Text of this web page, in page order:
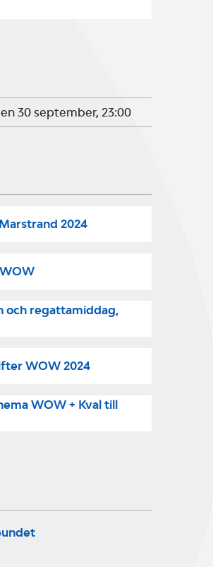
30 september, 23:00
2024
och regattamiddag,
WOW 2024
WOW + Kval till